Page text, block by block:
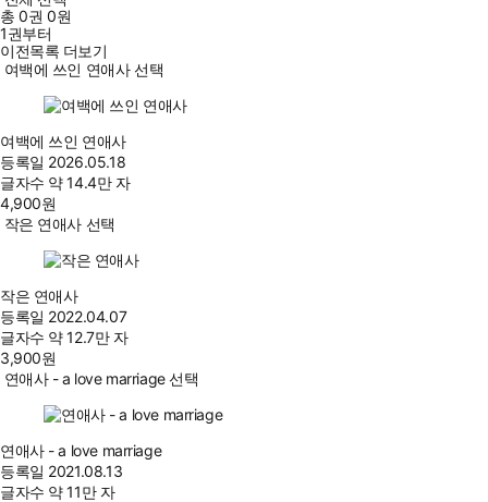
총0권 0원
1권부터
이전목록 더보기
여백에 쓰인 연애사 선택
여백에 쓰인 연애사
등록일 2026.05.18
글자수 약 14.4만 자
4,900원
작은 연애사 선택
작은 연애사
등록일 2022.04.07
글자수 약 12.7만 자
3,900원
연애사 - a love marriage 선택
연애사 - a love marriage
등록일 2021.08.13
글자수 약 11만 자